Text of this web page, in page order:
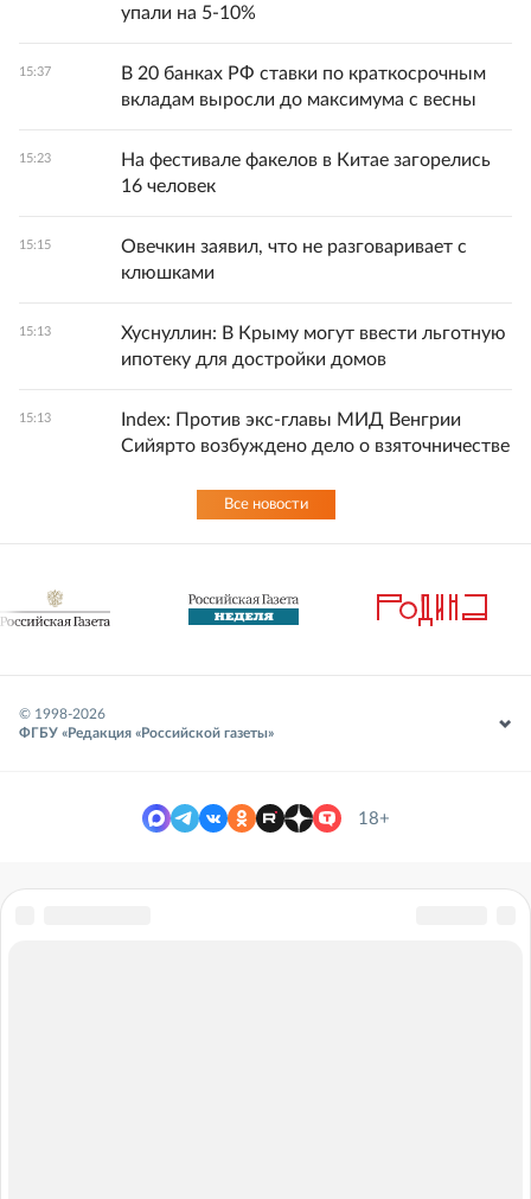
упали на 5-10%
15:37
В 20 банках РФ ставки по краткосрочным
вкладам выросли до максимума с весны
15:23
На фестивале факелов в Китае загорелись
16 человек
15:15
Овечкин заявил, что не разговаривает с
клюшками
15:13
Хуснуллин: В Крыму могут ввести льготную
ипотеку для достройки домов
15:13
Index: Против экс-главы МИД Венгрии
Сийярто возбуждено дело о взяточничестве
Все новости
© 1998-2026
ФГБУ «Редакция «Российской газеты»
18+